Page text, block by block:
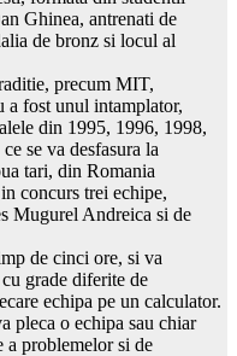
Ghinea, antrenati de
de bronz si locul al
precum MIT,
fost unul intamplator,
din 1995, 1996, 1998,
se va desfasura la
tari, din Romania
concurs trei echipe,
Mugurel Andreica si de
de cinci ore, si va
grade diferite de
echipa pe un calculator.
pleca o echipa sau chiar
a problemelor si de